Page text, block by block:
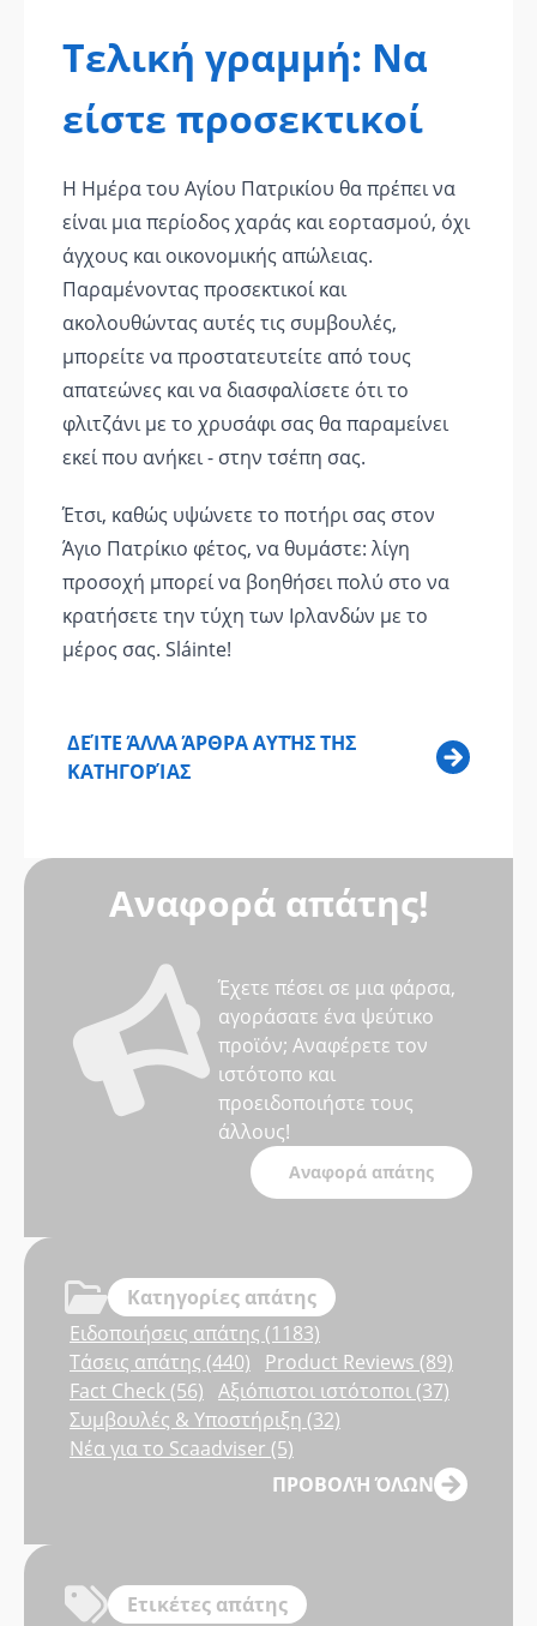
Τελική γραμμή: Να
είστε προσεκτικοί
Η Ημέρα του Αγίου Πατρικίου θα πρέπει να
είναι μια περίοδος χαράς και εορτασμού, όχι
άγχους και οικονομικής απώλειας.
Παραμένοντας προσεκτικοί και
ακολουθώντας αυτές τις συμβουλές,
μπορείτε να προστατευτείτε από τους
απατεώνες και να διασφαλίσετε ότι το
φλιτζάνι με το χρυσάφι σας θα παραμείνει
εκεί που ανήκει - στην τσέπη σας.
Έτσι, καθώς υψώνετε το ποτήρι σας στον
Άγιο Πατρίκιο φέτος, να θυμάστε: λίγη
προσοχή μπορεί να βοηθήσει πολύ στο να
κρατήσετε την τύχη των Ιρλανδών με το
μέρος σας. Sláinte!
ΔΕΊΤΕ ΆΛΛΑ ΆΡΘΡΑ ΑΥΤΉΣ ΤΗΣ
ΚΑΤΗΓΟΡΊΑΣ
Αναφορά απάτης!
Έχετε πέσει σε μια φάρσα,
αγοράσατε ένα ψεύτικο
προϊόν; Αναφέρετε τον
ιστότοπο και
προειδοποιήστε τους
άλλους!
Αναφορά απάτης
Κατηγορίες απάτης
Ειδοποιήσεις απάτης (1183)
Τάσεις απάτης (440)
Product Reviews (89)
Fact Check (56) Αξιόπιστοι ιστότοποι (37)
Συμβουλές & Υποστήριξη (32)
Νέα για το Scaadviser (5)
ΠΡΟΒΟΛΉ ΌΛΩΝ
Ετικέτες απάτης